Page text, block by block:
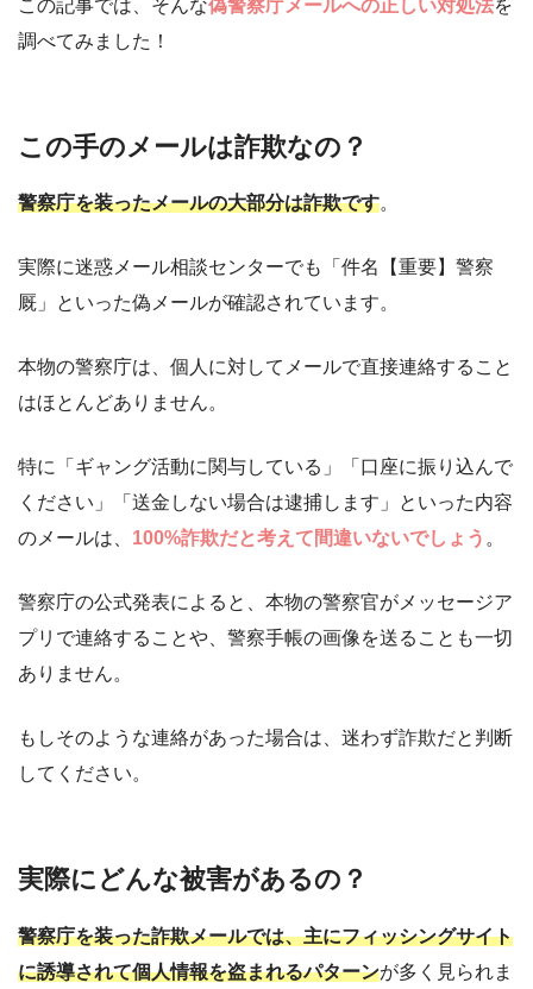
この記事では、そんな偽警察庁メールへの正しい対処法を
調べてみました！
この手のメールは詐欺なの？
警察庁を装ったメールの大部分は詐欺です。
実際に迷惑メール相談センターでも「件名【重要】警察
厩」といった偽メールが確認されています。
本物の警察庁は、個人に対してメールで直接連絡すること
はほとんどありません。
特に「ギャング活動に関与している」「口座に振り込んで
ください」「送金しない場合は逮捕します」といった内容
のメールは、 100%詐欺だと考えて間違いないでしょう 。
警察庁の公式発表によると、本物の警察官がメッセージア
プリで連絡することや、警察手帳の画像を送ることも一切
ありません。
もしそのような連絡があった場合は、迷わず詐欺だと判断
してください。
実際にどんな被害があるの？
警察庁を装った詐欺メールでは、主にフィッシングサイト
に誘導されて個人情報を盗まれるパターンが多く見られま